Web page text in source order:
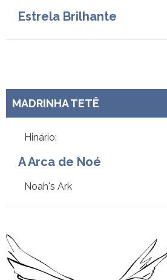
Estrela Brilhante
MADRINHA TETÊ
Hinário:
A Arca de Noé
Noah's Ark